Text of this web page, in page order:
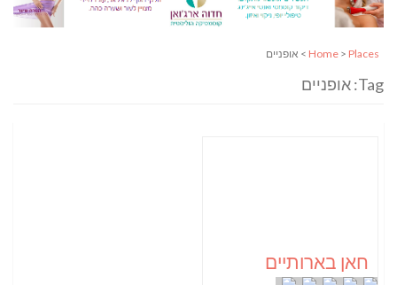
Home > Places > אופניים
Tag: אופניים
חאן בארותיים